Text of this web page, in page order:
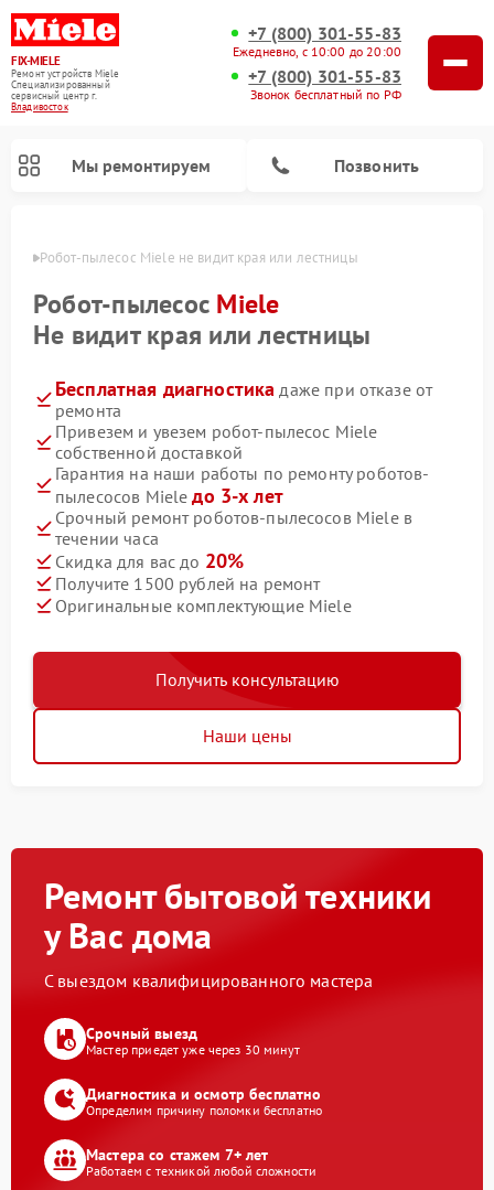
FIX-MIELE
Ремонт устройств Miele
Специализированный
cервисный центр г.
Владивосток
+7 (800) 301-55-83
Ежедневно, с 10:00 до 20:00
+7 (800) 301-55-83
Звонок бесплатный по РФ
Мы ремонтируем Позвонить
Робот-пылесос Miele не видит края или лестницы
Робот-пылесос Miele
Не видит края или лестницы
Бесплатная диагностика даже при отказе от
ремонта
Привезем и увезем робот-пылесос Miele
собственной доставкой
Гарантия на наши работы по ремонту роботов-
пылесосов Mieleдо 3-х лет
Срочный ремонт роботов-пылесосов Miele в
течении часа
Скидка для вас до 20%
Получите 1500 рублей на ремонт
Оригинальные комплектующие Miele
Получить консультацию
Наши цены
Ремонт бытовой техники
у Вас дома
С выездом квалифицированного мастера
Срочный выезд
Мастер приедет уже через 30 минут
Диагностика и осмотр бесплатно
Определим причину поломки бесплатно
Мастера со стажем 7+ лет
Работаем с техникой любой сложности